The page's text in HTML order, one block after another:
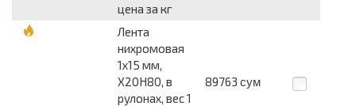
цена за кг
Лента
нихромовая
1x15 мм,
Х20Н80, в
рулонах, вес 1
89763 сум